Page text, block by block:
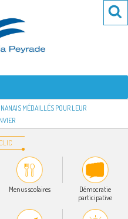
MÉDAILLÉS POUR LEUR
CLIC
Menus scolaires
Démocratie
participative